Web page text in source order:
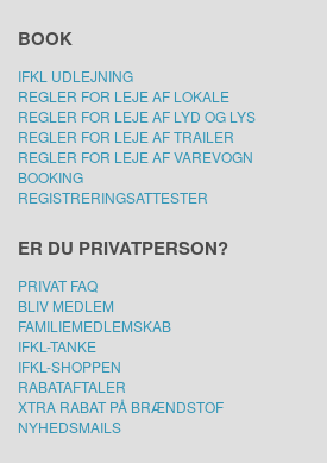
BOOK
IFKL UDLEJNING
REGLER FOR LEJE AF LOKALE
REGLER FOR LEJE AF LYD OG LYS
REGLER FOR LEJE AF TRAILER
REGLER FOR LEJE AF VAREVOGN
BOOKING
REGISTRERINGSATTESTER
ER DU PRIVATPERSON?
PRIVAT FAQ
BLIV MEDLEM
FAMILIEMEDLEMSKAB
IFKL-TANKE
IFKL-SHOPPEN
RABATAFTALER
XTRA RABAT PÅ BRÆNDSTOF
NYHEDSMAILS